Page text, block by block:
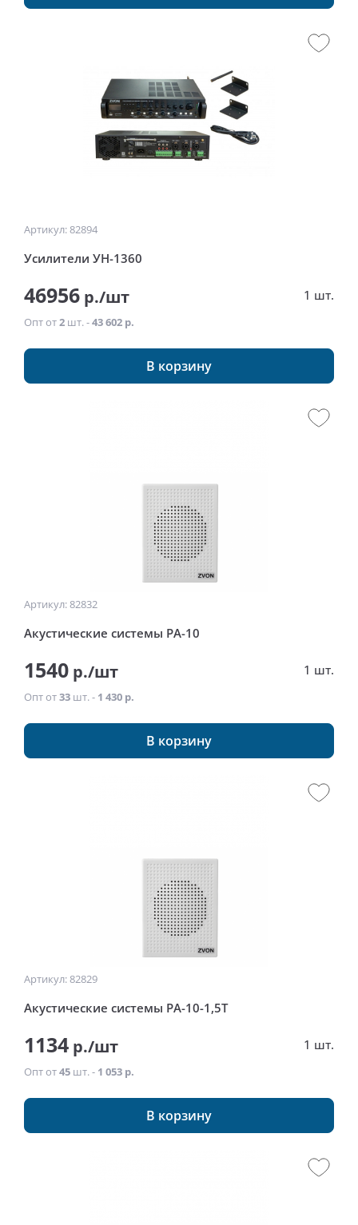
Артикул: 82894
Усилители УН-1360
46956 р./шт 1 шт.
Опт от2 шт. -43 602 р.
В корзину
Артикул: 82832
Акустические системы РА-10
1540 р./шт 1 шт.
Опт от33 шт. - 1 430 р.
В корзину
Артикул: 82829
Акустические системы РА-10-1,5Т
1134 р./шт 1 шт.
Опт от45 шт. - 1 053 р.
В корзину